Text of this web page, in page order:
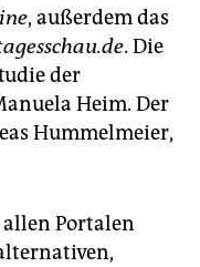
, außerdem das
. Die
der
Heim. Der
Hummelmeier,
Portalen